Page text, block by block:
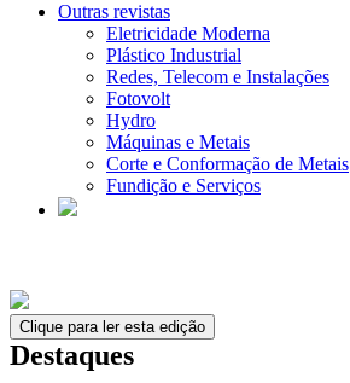
Outras revistas
Eletricidade Moderna
Plástico Industrial
Redes, Telecom e Instalações
Fotovolt
Hydro
Máquinas e Metais
Corte e Conformação de Metais
Fundição e Serviços
Clique para ler esta edição
Destaques